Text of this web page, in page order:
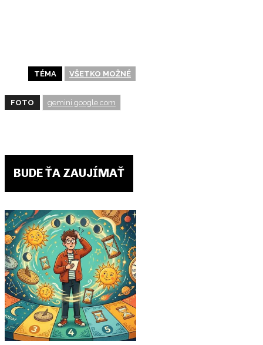
TÉMA VŠETKO MOŽNÉ
FOTO gemini.google.com
BUDE ŤA ZAUJÍMAŤ